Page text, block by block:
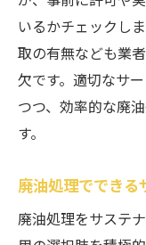
いるかチェックし
取の有無なども業
欠です。適切なサ
つつ、効率的な廃
す。
廃油処理でできる
廃油処理をサステ